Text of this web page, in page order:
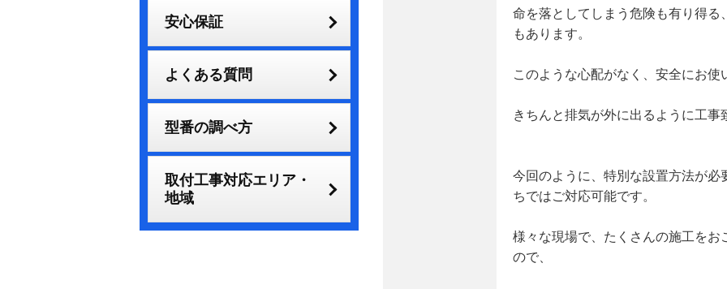
命を落としてしまう危険も有り得
もあります。
このような心配がなく、安全にお
きちんと排気が外に出るように工事
今回のように、特別な設置方法が
ちではご対応可能です。
様々な現場で、たくさんの施工を
ので、
安心保証
よくある質問
型番の調べ方
取付工事対応エリア・
地域